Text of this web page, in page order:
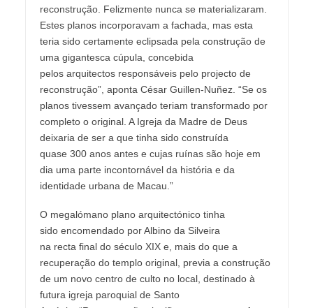
reconstrução. Felizmente nunca se materializaram.
Estes planos incorporavam a fachada, mas esta
teria sido certamente eclipsada pela construção de
uma gigantesca cúpula, concebida
pelos arquitectos responsáveis pelo projecto de
reconstrução”, aponta César Guillen-Nuñez. “Se os
planos tivessem avançado teriam transformado por
completo o original. A Igreja da Madre de Deus
deixaria de ser a que tinha sido construída
quase 300 anos antes e cujas ruínas são hoje em
dia uma parte incontornável da história e da
identidade urbana de Macau.”
O megalómano plano arquitectónico tinha
sido encomendado por Albino da Silveira
na recta final do século XIX e, mais do que a
recuperação do templo original, previa a construção
de um novo centro de culto no local, destinado à
futura igreja paroquial de Santo